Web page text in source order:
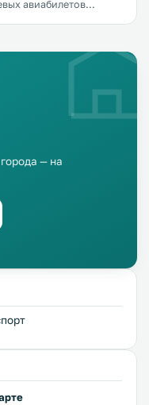
авиабилетов
с Копенгагеном.
Дании гуляете
из самых больших в
или едите
на пляже.
— на